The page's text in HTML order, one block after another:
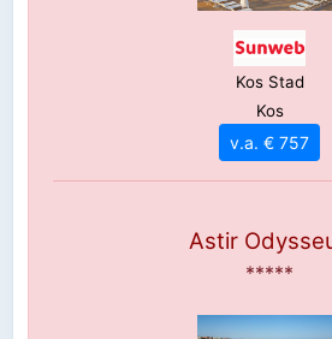
Kos Stad
Kos
v.a. € 757
Astir
*****